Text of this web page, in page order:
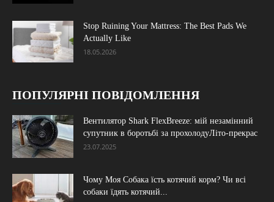
Stop Ruining Your Mattress: The Best Pads We
Actually Like
18.05.2026
ПОПУЛЯРНІ ПОВІДОМЛЕННЯ
Вентилятор Shark FlexBreeze: мій незамінний
супутник в боротьбі за прохолодуЛіто-прекрас
23.07.2025
Чому Моя Собака їсть котячий корм? Чи всі
собаки їдять котячий...